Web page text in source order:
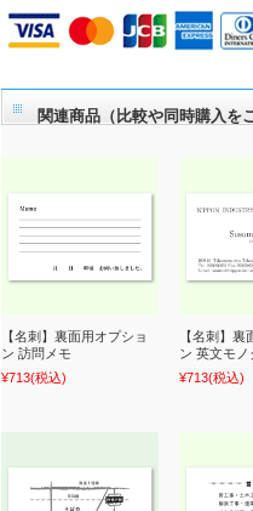
関連商品（比較や同時購入を
【名刺】裏面用オプショ
ン 訪問メモ
¥713(税込)
【名刺】裏
ン 英文モノ
¥713(税込)